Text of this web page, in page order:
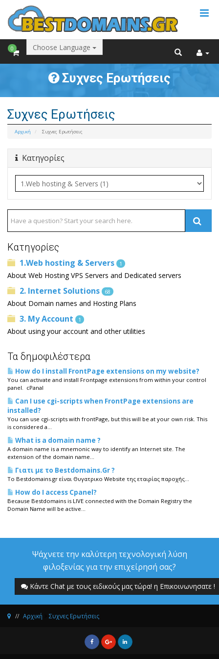
0 Choose Language
Συχνες Ερωτήσεις
Συχνες Ερωτήσεις
Αρχική Συχνες Ερωτήσεις
Κατηγορίες
Κατηγορίες
1.Web hosting & Servers 1
About Web Hosting VPS Servers and Dedicated servers
2. Internet Solutions 68
About Domain names and Hosting Plans
3. My Account 1
About using your account and other utilities
Τα δημοφιλέστερα
How do I install FrontPage extensions on my website?
You can activate and install Frontpage extensions from within your control
panel. cPanal
Can I use cgi-scripts when FrontPage extensions are
installed?
You can use cgi-scripts with frontPage, but this will be at your own risk. This
is considered a...
What is a domain name ?
A domain name is a mnemonic way to identify an Internet site. The
extension of the domain name...
Γιατι με το Bestdomains.Gr ?
To Bestdomains.gr είναι Θυγατρικο Website της εταιρίας παροχής...
How do I access Cpanel?
Because Bestdomains is LIVE connected with the Domain Registry the
Domain Name will be active...
Ψάχνετε την καλύτερη τεχνολογική λύση
φιλοξενίας για την επιχείρησή σας?
Κάντε Chat με τους ειδικούς μας τώρα! η Επικοινωνησατε !
Αρχική Συχνες Ερωτήσεις